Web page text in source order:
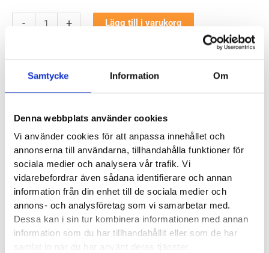
Samtycke Information Om
Denna webbplats använder cookies
Vi använder cookies för att anpassa innehållet och
annonserna till användarna, tillhandahålla funktioner för
sociala medier och analysera vår trafik. Vi
vidarebefordrar även sådana identifierare och annan
information från din enhet till de sociala medier och
annons- och analysföretag som vi samarbetar med.
Dessa kan i sin tur kombinera informationen med annan
information som du har tillhandahållit eller som de har
samlat in när du har använt deras tjänster.
-
SweHealth
mängd
+ Lägg till i varukorg
Fri frakt från 899 kr
Etiketter: elektroder,självhäftande elektroder,
Saldo weblager. För aktuellt butikssaldo, kontakta din närmstabutik
Produktegenskaper
SweHealth självhäftande elektroder har riktigt bra
fästförmåga. De har också en överlägset god